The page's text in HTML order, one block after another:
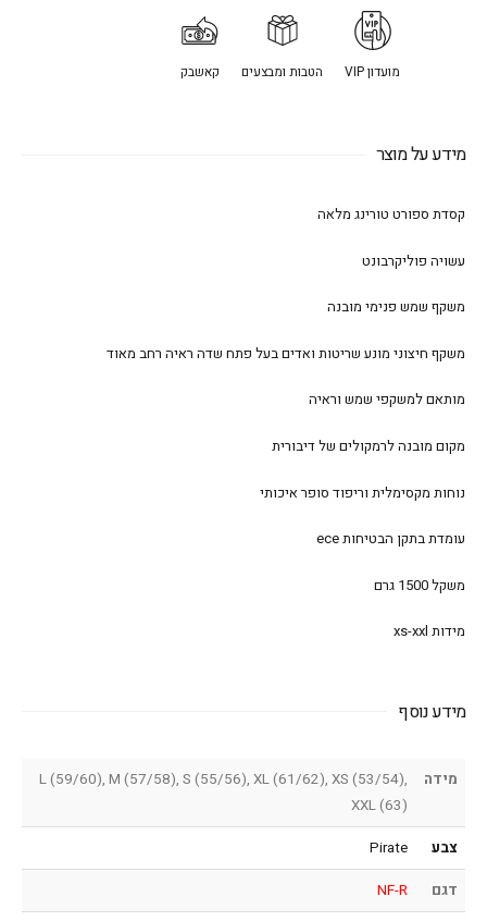
מועדון VIP הטבות ומבצעים קאשבק
מידע על מוצר
קסדת ספורט טורינג מלאה
עשויה פוליקרבונט
משקף שמש פנימי מובנה
משקף חיצוני מונע שריטות ואדים בעל פתח שדה ראיה רחב מאוד
מותאם למשקפי שמש וראיה
מקום מובנה לרמקולים של דיבורית
נוחות מקסימלית וריפוד סופר איכותי
עומדת בתקן הבטיחות ece
משקל 1500 גרם
מידות xs-xxl
מידע נוסף
מידה
L (59/60), M (57/58), S (55/56), XL (61/62), XS (53/54),
XXL (63)
צבע
Pirate
דגם
NF-R